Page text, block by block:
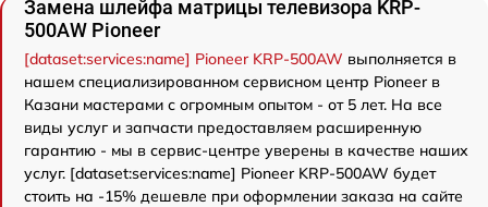
Замена шлейфа матрицы телевизора KRP-
500AW Pioneer
[dataset:services:name] Pioneer KRP-500AW выполняется в
нашем специализированном сервисном центр Pioneer в
Казани мастерами с огромным опытом - от 5 лет. На все
виды услуг и запчасти предоставляем расширенную
гарантию - мы в сервис-центре уверены в качестве наших
услуг. [dataset:services:name] Pioneer KRP-500AW будет
стоить на -15% дешевле при оформлении заказа на сайте